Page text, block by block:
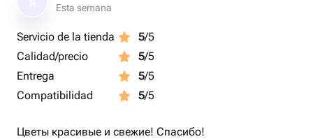
Esta semana
Servicio de la tienda 5/5
Calidad/precio
5/5
Entrega
5/5
Compatibilidad
5/5
Цветы красивые и свежие! Спасибо!